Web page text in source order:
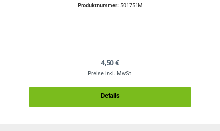
Produktnummer: 501751M
Regulärer Preis:
4,50 €
Preise inkl. MwSt.
Details